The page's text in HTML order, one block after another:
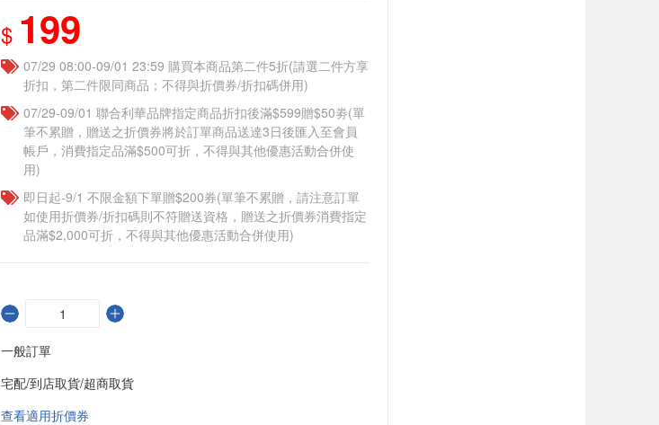
$ 199
07/29 08:00-09/01 23:59 購買本商品第二件5折(請選二件方享
折扣，第二件限同商品；不得與折價券/折扣碼併用)
07/29-09/01 聯合利華品牌指定商品折扣後滿$599贈$50劵(單
筆不累贈，贈送之折價券將於訂單商品送達3日後匯入至會員
帳戶，消費指定品滿$500可折，不得與其他優惠活動合併使
用)
即日起-9/1 不限金額下單贈$200券(單筆不累贈，請注意訂單
如使用折價券/折扣碼則不符贈送資格，贈送之折價券消費指定
品滿$2,000可折，不得與其他優惠活動合併使用)
一般訂單
宅配/到店取貨/超商取貨
查看適用折價券